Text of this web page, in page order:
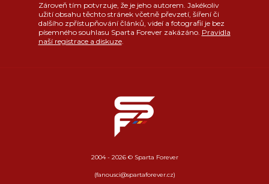
Zároveň tím potvrzuje, že je jeho autorem. Jakékoliv
užití obsahu těchto stránek včetně převzetí, šíření či
dalšího zpřístupňování článků, videí a fotografií je bez
písemného souhlasu Sparta Forever zakázáno. Pravidla
naší registrace a diskuze.
2004 - 2026 © Sparta Forever
(fanousci@spartaforever.cz)